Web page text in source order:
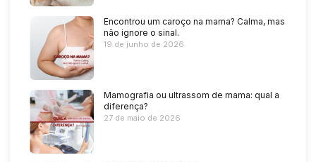
Encontrou um caroço na mama? Calma, mas
não ignore o sinal.
19 de junho de 2026
Mamografia ou ultrassom de mama: qual a
diferença?
27 de maio de 2026